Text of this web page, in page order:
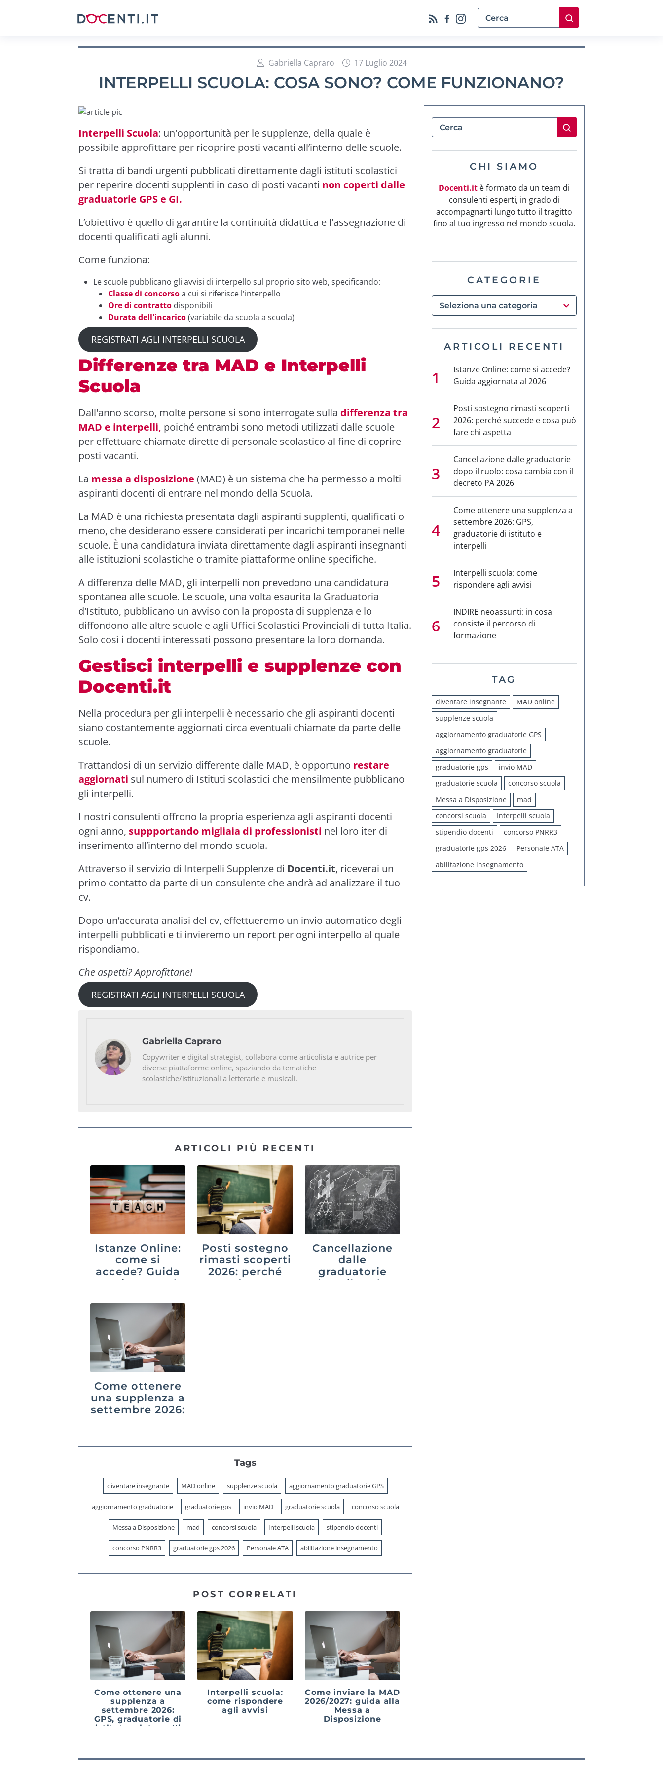
Gabriella Capraro 17 Luglio 2024
INTERPELLI SCUOLA: COSA SONO? COME FUNZIONANO?
Interpelli Scuola: un'opportunità per le supplenze, della quale è
possibile approfittare per ricoprire posti vacanti all’interno delle scuole.
Si tratta di bandi urgenti pubblicati direttamente dagli istituti scolastici
per reperire docenti supplenti in caso di posti vacanti non coperti dalle
graduatorie GPS e GI.
L’obiettivo è quello di garantire la continuità didattica e l'assegnazione di
docenti qualificati agli alunni.
Come funziona:
Le scuole pubblicano gli avvisi di interpello sul proprio sito web, specificando:
Classe di concorsoa cui si riferisce l'interpello
Ore di contratto disponibili
Durata dell'incarico(variabile da scuola a scuola)
REGISTRATI AGLI INTERPELLI SCUOLA
Differenze tra MAD e Interpelli
Scuola
Dall'anno scorso, molte persone si sono interrogate sulla differenza tra
MAD e interpelli, poiché entrambi sono metodi utilizzati dalle scuole
per effettuare chiamate dirette di personale scolastico al fine di coprire
posti vacanti.
La messa a disposizione (MAD) è un sistema che ha permesso a molti
aspiranti docenti di entrare nel mondo della Scuola.
La MAD è una richiesta presentata dagli aspiranti supplenti, qualificati o
meno, che desiderano essere considerati per incarichi temporanei nelle
scuole. È una candidatura inviata direttamente dagli aspiranti insegnanti
alle istituzioni scolastiche o tramite piattaforme online specifiche.
A differenza delle MAD, gli interpelli non prevedono una candidatura
spontanea alle scuole. Le scuole, una volta esaurita la Graduatoria
d'Istituto, pubblicano un avviso con la proposta di supplenza e lo
diffondono alle altre scuole e agli Uffici Scolastici Provinciali di tutta Italia.
Solo così i docenti interessati possono presentare la loro domanda.
Gestisci interpelli e supplenze con
Docenti.it
Nella procedura per gli interpelli è necessario che gli aspiranti docenti
siano costantemente aggiornati circa eventuali chiamate da parte delle
scuole.
Trattandosi di un servizio differente dalle MAD, è opportuno restare
aggiornati sul numero di Istituti scolastici che mensilmente pubblicano
gli interpelli.
I nostri consulenti offrono la propria esperienza agli aspiranti docenti
ogni anno, suppportando migliaia di professionisti nel loro iter di
inserimento all’interno del mondo scuola.
Attraverso il servizio di Interpelli Supplenze di Docenti.it, riceverai un
primo contatto da parte di un consulente che andrà ad analizzare il tuo
cv.
Dopo un’accurata analisi del cv, effettueremo un invio automatico degli
interpelli pubblicati e ti invieremo un report per ogni interpello al quale
rispondiamo.
Che aspetti? Approfittane!
REGISTRATI AGLI INTERPELLI SCUOLA
Gabriella Capraro
Copywriter e digital strategist, collabora come articolista e autrice per
diverse piattaforme online, spaziando da tematiche
scolastiche/istituzionali a letterarie e musicali.
ARTICOLI PIÙ RECENTI
Istanze Online:
come si
accede? Guida
aggiornata al
Posti sostegno
rimasti scoperti
2026: perché
succede e cosa
Cancellazione
dalle
graduatorie
dopo il ruolo:
Come ottenere
una supplenza a
settembre 2026:
istituto e
Tags
diventare insegnante MAD online supplenze scuola aggiornamento graduatorie GPS
aggiornamento graduatorie graduatorie gps invio MAD graduatorie scuola concorso scuola
Messa a Disposizione mad concorsi scuola Interpelli scuola stipendio docenti
concorso PNRR3 graduatorie gps 2026 Personale ATA abilitazione insegnamento
POST CORRELATI
Come ottenere una
supplenza a
settembre 2026:
GPS, graduatorie di
istituto e interpelli
Interpelli scuola:
come rispondere
agli avvisi
Come inviare la MAD
2026/2027: guida alla
Messa a
Disposizione
CHI SIAMO
Docenti.it è formato da un team di
consulenti esperti, in grado di
accompagnarti lungo tutto il tragitto
fino al tuo ingresso nel mondo scuola.
CATEGORIE
ARTICOLI RECENTI
Istanze Online: come si accede?
Guida aggiornata al 2026
Posti sostegno rimasti scoperti
2026: perché succede e cosa può
fare chi aspetta
Cancellazione dalle graduatorie
dopo il ruolo: cosa cambia con il
decreto PA 2026
Come ottenere una supplenza a
settembre 2026: GPS,
graduatorie di istituto e
interpelli
Interpelli scuola: come
rispondere agli avvisi
INDIRE neoassunti: in cosa
consiste il percorso di
formazione
TAG
diventare insegnante
MAD online
supplenze scuola
aggiornamento graduatorie GPS
aggiornamento graduatorie
graduatorie gps
invio MAD
graduatorie scuola
concorso scuola
Messa a Disposizione
mad
concorsi scuola
Interpelli scuola
stipendio docenti
concorso PNRR3
graduatorie gps 2026
Personale ATA
abilitazione insegnamento